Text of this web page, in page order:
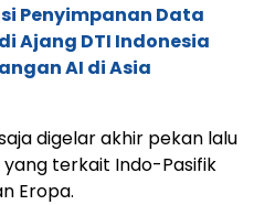
Penyimpanan Data
Ajang DTI Indonesia
AI di Asia
digelar akhir pekan lalu
yang terkait Indo-Pasifik
Eropa.